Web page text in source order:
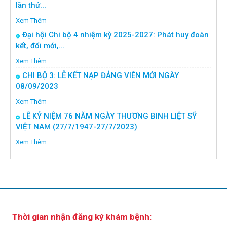
lần thứ...
Xem Thêm
Đại hội Chi bộ 4 nhiệm kỳ 2025-2027: Phát huy đoàn
kết, đổi mới,...
Xem Thêm
CHI BỘ 3: LỄ KẾT NẠP ĐẢNG VIÊN MỚI NGÀY
08/09/2023
Xem Thêm
LỄ KỶ NIỆM 76 NĂM NGÀY THƯƠNG BINH LIỆT SỸ
VIỆT NAM (27/7/1947-27/7/2023)
Xem Thêm
Thời gian nhận đăng ký khám bệnh: